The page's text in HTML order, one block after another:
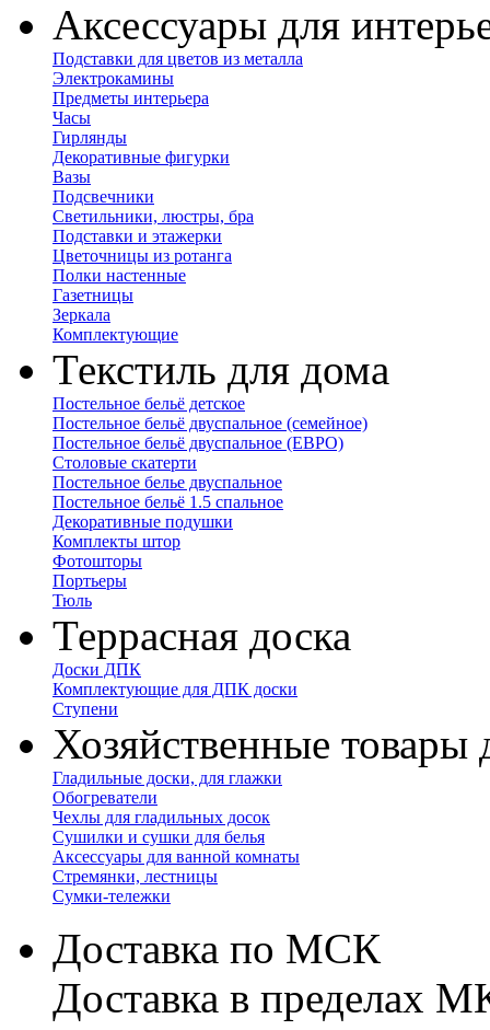
Аксессуары для
Подставки для цветов из металла
Электрокамины
Предметы интерьера
Часы
Гирлянды
Декоративные фигурки
Вазы
Подсвечники
Светильники, люстры, бра
Подставки и этажерки
Цветочницы из ротанга
Полки настенные
Газетницы
Зеркала
Комплектующие
Текстиль для дома
Постельное бельё детское
Постельное бельё двуспальное (семейное)
Постельное бельё двуспальное (ЕВРО)
Столовые скатерти
Постельное белье двуспальное
Постельное бельё 1.5 спальное
Декоративные подушки
Комплекты штор
Фотошторы
Портьеры
Тюль
Террасная доска
Доски ДПК
Комплектующие для ДПК доски
Ступени
Хозяйственные товары
Гладильные доски, для глажки
Обогреватели
Чехлы для гладильных досок
Сушилки и сушки для белья
Аксессуары для ванной комнаты
Стремянки, лестницы
Сумки-тележки
Доставка по МСК
Доставка в пределах